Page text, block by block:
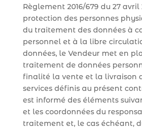
Règlement 2016/679 du 27
protection des personnes
du traitement des données à
personnel et à la libre
données, le Vendeur met en
traitement de données
finalité la vente et la livraison
services définis au présent
est informé des éléments
et les coordonnées du
traitement et, le cas échéant,